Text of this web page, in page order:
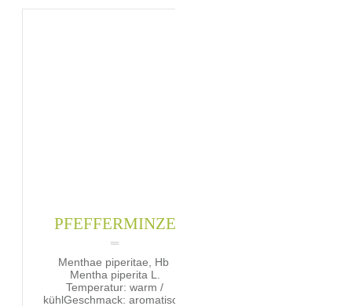
PFEFFERMINZE
Menthae piperitae, Hb
Mentha piperita L.
Temperatur: warm /
kühlGeschmack: aromatisch,